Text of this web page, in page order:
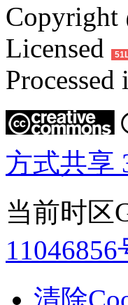
Copyright
Licensed
方式共享
当前时区
11046856
清除